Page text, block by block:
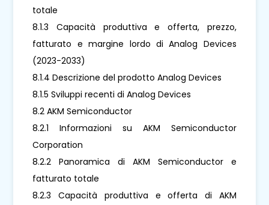
totale
8.1.3 Capacità produttiva e offerta, prezzo,
fatturato e margine lordo di Analog Devices
(2023-2033)
8.1.4 Descrizione del prodotto Analog Devices
8.1.5 Sviluppi recenti di Analog Devices
8.2 AKM Semiconductor
8.2.1 Informazioni su AKM Semiconductor
Corporation
8.2.2 Panoramica di AKM Semiconductor e
fatturato totale
8.2.3 Capacità produttiva e offerta di AKM